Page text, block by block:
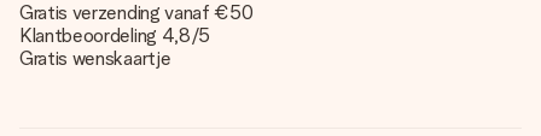
Gratis verzending vanaf €50
Klantbeoordeling 4,8/5
Gratis wenskaartje